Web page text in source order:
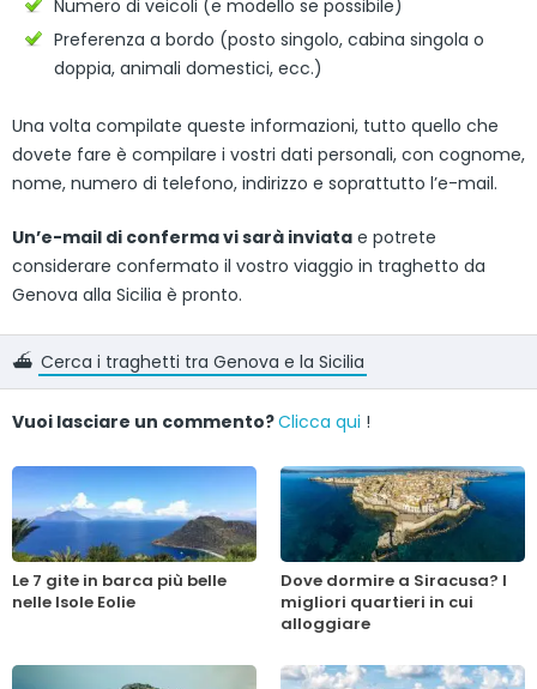
Numero di veicoli (e modello se possibile)
Preferenza a bordo (posto singolo, cabina singola o
doppia, animali domestici, ecc.)
Una volta compilate queste informazioni, tutto quello che
dovete fare è compilare i vostri dati personali, con cognome,
nome, numero di telefono, indirizzo e soprattutto l’e-mail.
Un’e-mail di conferma vi sarà inviata e potrete
considerare confermato il vostro viaggio in traghetto da
Genova alla Sicilia è pronto.
⛴️ Cerca i traghetti tra Genova e la Sicilia
Vuoi lasciare un commento?Clicca qui !
Le 7 gite in barca più belle
nelle Isole Eolie
Dove dormire a Siracusa? I
migliori quartieri in cui
alloggiare